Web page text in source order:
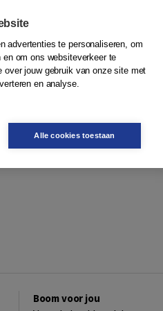
Boom voor jou
advertenties te personaliseren, om
om ons websiteverkeer te
over jouw gebruik van onze site met
en analyse.
Alle cookies toestaan